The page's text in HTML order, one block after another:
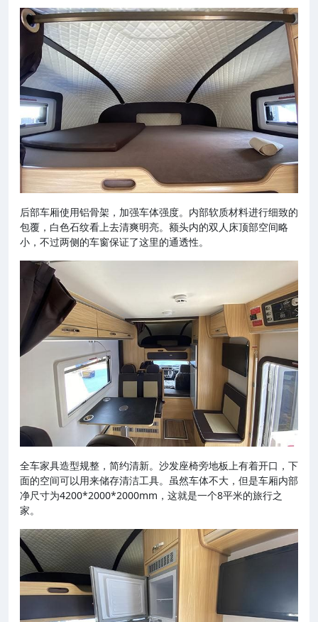
后部车厢使用铝骨架，加强车体强度。内部软质材料进行细致的
包覆，白色石纹看上去清爽明亮。额头内的双人床顶部空间略
小，不过两侧的车窗保证了这里的通透性。
全车家具造型规整，简约清新。沙发座椅旁地板上有着开口，下
面的空间可以用来储存清洁工具。虽然车体不大，但是车厢内部
净尺寸为4200*2000*2000mm，这就是一个8平米的旅行之
家。